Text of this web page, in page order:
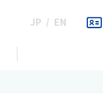
JP EN